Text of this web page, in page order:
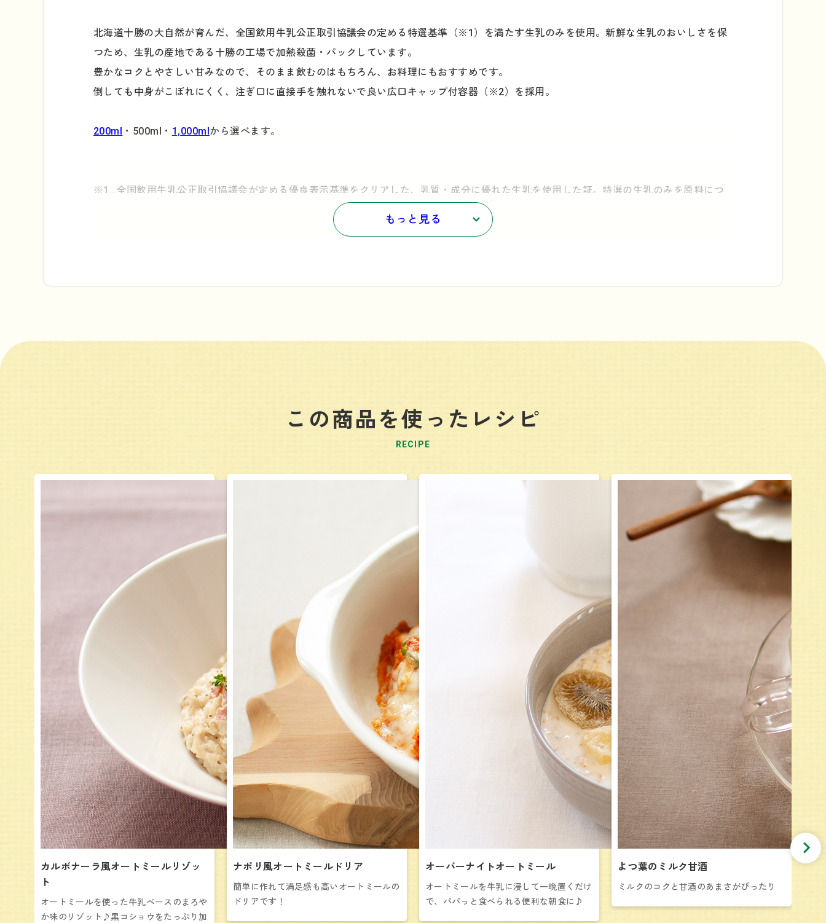
北海道十勝の大自然が育んだ、全国飲用牛乳公正取引協議会の定める特選基準（※1）を満たす生乳のみを使用。新鮮な生乳のおいしさを保
つため、生乳の産地である十勝の工場で加熱殺菌・パックしています。
豊かなコクとやさしい甘みなので、そのまま飲むのはもちろん、お料理にもおすすめです。
倒しても中身がこぼれにくく、注ぎ口に直接手を触れないで良い広口キャップ付容器（※2）を採用。
200ml ・500ml・ 1,000mlから選べます。
※1…全国飲用牛乳公正取引協議会が定める優良表示基準をクリアした、乳質・成分に優れた生乳を使用した証。特選の生乳のみを原料につ
※2…広口キャップ付き容器の解体方法についてはこちらをご参照ください。
もっと見る
この商品を使ったレシピ
RECIPE
カルボナーラ風オートミールリゾッ
ト
オートミールを使った牛乳ベースのまろや
か味のリゾット♪黒コショウをたっぷり加
ナポリ風オートミールドリア
簡単に作れて満足感も高いオートミールの
ドリアです！
オーバーナイトオートミール
オートミールを牛乳に浸して一晩置くだけ
で、パパっと食べられる便利な朝食に♪
よつ葉のミルク甘酒
ミルクのコクと甘酒のあまさがぴったり
冷